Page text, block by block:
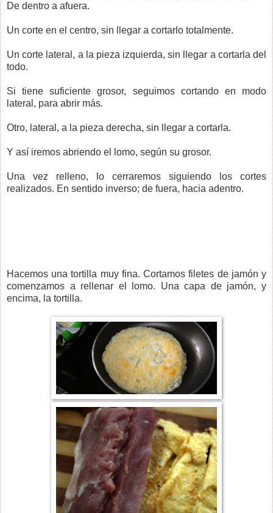
De dentro a afuera.
Un corte en el centro, sin llegar a cortarlo totalmente.
Un corte lateral, a la pieza izquierda, sin llegar a cortarla del
todo.
Si tiene suficiente grosor, seguimos cortando en modo
lateral, para abrir más.
Otro, lateral, a la pieza derecha, sin llegar a cortarla.
Y así iremos abriendo el lomo, según su grosor.
Una vez relleno, lo cerraremos siguiendo los cortes
realizados. En sentido inverso; de fuera, hacia adentro.
Hacemos una tortilla muy fina. Cortamos filetes de jamón y
comenzamos a rellenar el lomo. Una capa de jamón, y
encima, la tortilla.